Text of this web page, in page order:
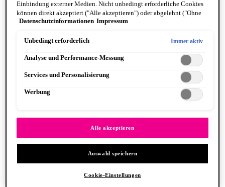
Fat Cheeks
Body Oils
Fragrance
Body Butter + Lotion
Suga Baddie
PINSEL & TOOLS
Alle anzeigen PINSEL & TOOLS
Foundation Pinsel
Lidschatten Pinsel
Glitzer
Makeup Schwämme
Einbindung externer Medien. Nicht unbedingt erforderliche Cookies
können direkt akzeptiert ("Alle akzeptieren") oder abgelehnt ("Ohne
Einwilligung fortfahren") werden. Individuelle Anpassungen der
speichern"). Die Auswahl kann jederzeit unter dem Link "Cookie-
Datenschutzinformationen.
Datenschutzinformationen Impressum
Unbedingt erforderlich Immer aktiv
Analyse und Performance-Messung
Services und Personalisierung
Werbung
Alle akzeptieren
Auswahl speichern
Cookie-Einstellungen